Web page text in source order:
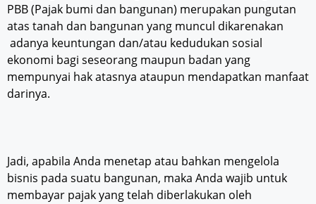
PBB (Pajak bumi dan bangunan) merupakan pungutan
atas tanah dan bangunan yang muncul dikarenakan
adanya keuntungan dan/atau kedudukan sosial
ekonomi bagi seseorang maupun badan yang
mempunyai hak atasnya ataupun mendapatkan manfaat
darinya.
Jadi, apabila Anda menetap atau bahkan mengelola
bisnis pada suatu bangunan, maka Anda wajib untuk
membayar pajak yang telah diberlakukan oleh